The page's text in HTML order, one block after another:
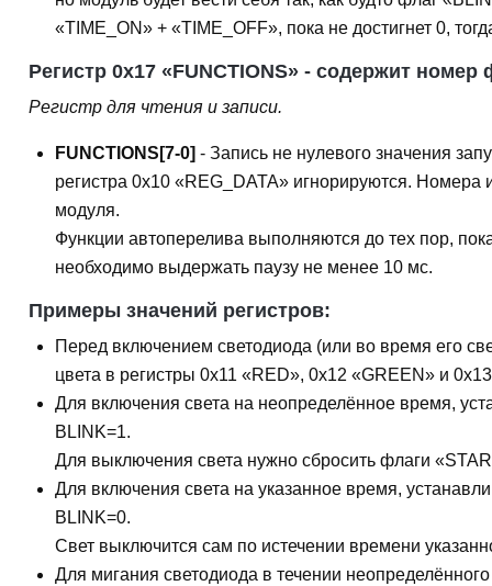
«TIME_ON» + «TIME_OFF», пока не достигнет 0,
Регистр 0x17 «FUNCTIONS» - содержит
Регистр для чтения и записи.
FUNCTIONS[7-0] - Запись не нулевого значения
регистра 0x10 «REG_DATA» игнорируются. Номера
модуля.
Функции автоперелива выполняются до тех пор,
необходимо выдержать паузу не менее 10 мс.
Примеры значений регистров:
Перед включением светодиода (или во время его
цвета в регистры 0x11 «RED», 0x12 «GREEN» и
Для включения света на неопределённое время,
BLINK=1.
Для выключения света нужно сбросить флаги
Для включения света на указанное время,
BLINK=0.
Свет выключится сам по истечении времени
Для мигания светодиода в течении